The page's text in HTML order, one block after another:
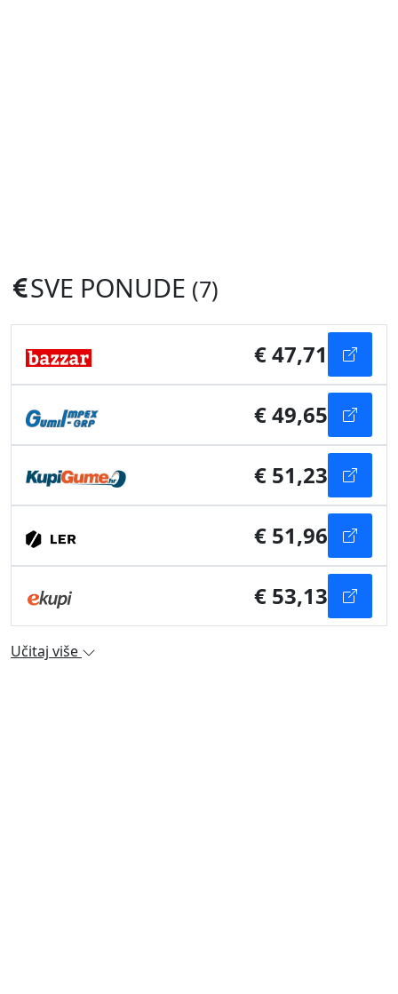
SVE PONUDE (7)
€ 47,71
€ 49,65
€ 51,23
€ 51,96
€ 53,13
Učitaj više